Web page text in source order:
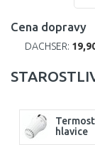
11
22
Cena dopravy
DACHSER:
hlavice